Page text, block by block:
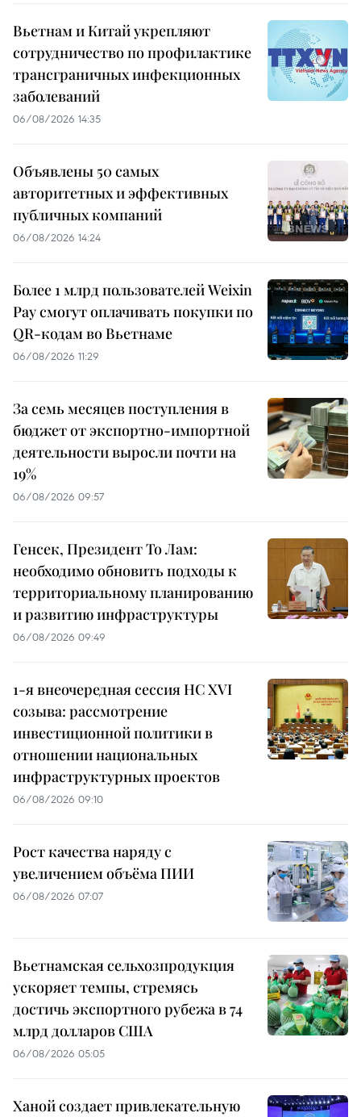
Вьетнам и Китай укрепляют
сотрудничество по профилактике
трансграничных инфекционных
заболеваний
06/08/2026 14:35
Объявлены 50 самых
авторитетных и эффективных
публичных компаний
06/08/2026 14:24
Более 1 млрд пользователей Weixin
Pay смогут оплачивать покупки по
QR-кодам во Вьетнаме
06/08/2026 11:29
За семь месяцев поступления в
бюджет от экспортно-импортной
деятельности выросли почти на
19%
06/08/2026 09:57
Генсек, Президент То Лам:
необходимо обновить подходы к
территориальному планированию
и развитию инфраструктуры
06/08/2026 09:49
1-я внеочередная сессия НС XVI
созыва: рассмотрение
инвестиционной политики в
отношении национальных
инфраструктурных проектов
06/08/2026 09:10
Рост качества наряду с
увеличением объёма ПИИ
06/08/2026 07:07
Вьетнамская сельхозпродукция
ускоряет темпы, стремясь
достичь экспортного рубежа в 74
млрд долларов США
06/08/2026 05:05
Ханой создает привлекательную